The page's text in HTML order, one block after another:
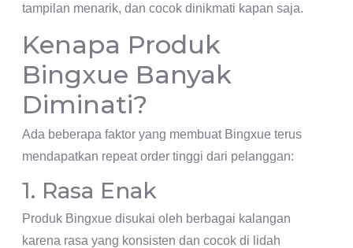
tampilan menarik, dan cocok dinikmati kapan saja.
Kenapa Produk
Bingxue Banyak
Diminati?
Ada beberapa faktor yang membuat Bingxue terus
mendapatkan repeat order tinggi dari pelanggan:
1. Rasa Enak
Produk Bingxue disukai oleh berbagai kalangan
karena rasa yang konsisten dan cocok di lidah